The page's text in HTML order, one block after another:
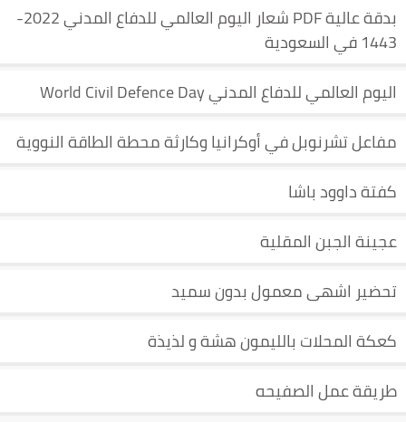
بدقة عالية PDF شعار اليوم العالمي للدفاع المدني 2022-
1443 في السعودية
اليوم العالمي للدفاع المدني World Civil Defence Day
مفاعل تشرنوبل في أوكرانيا وكارثة محطة الطاقة النووية
كفتة داوود باشا
عجينة الجبن المقلية
تحضير اشهى معمول بدون سميد
كعكة المحلات بالليمون هشة و لذيذة
طريقة عمل الصفيحه